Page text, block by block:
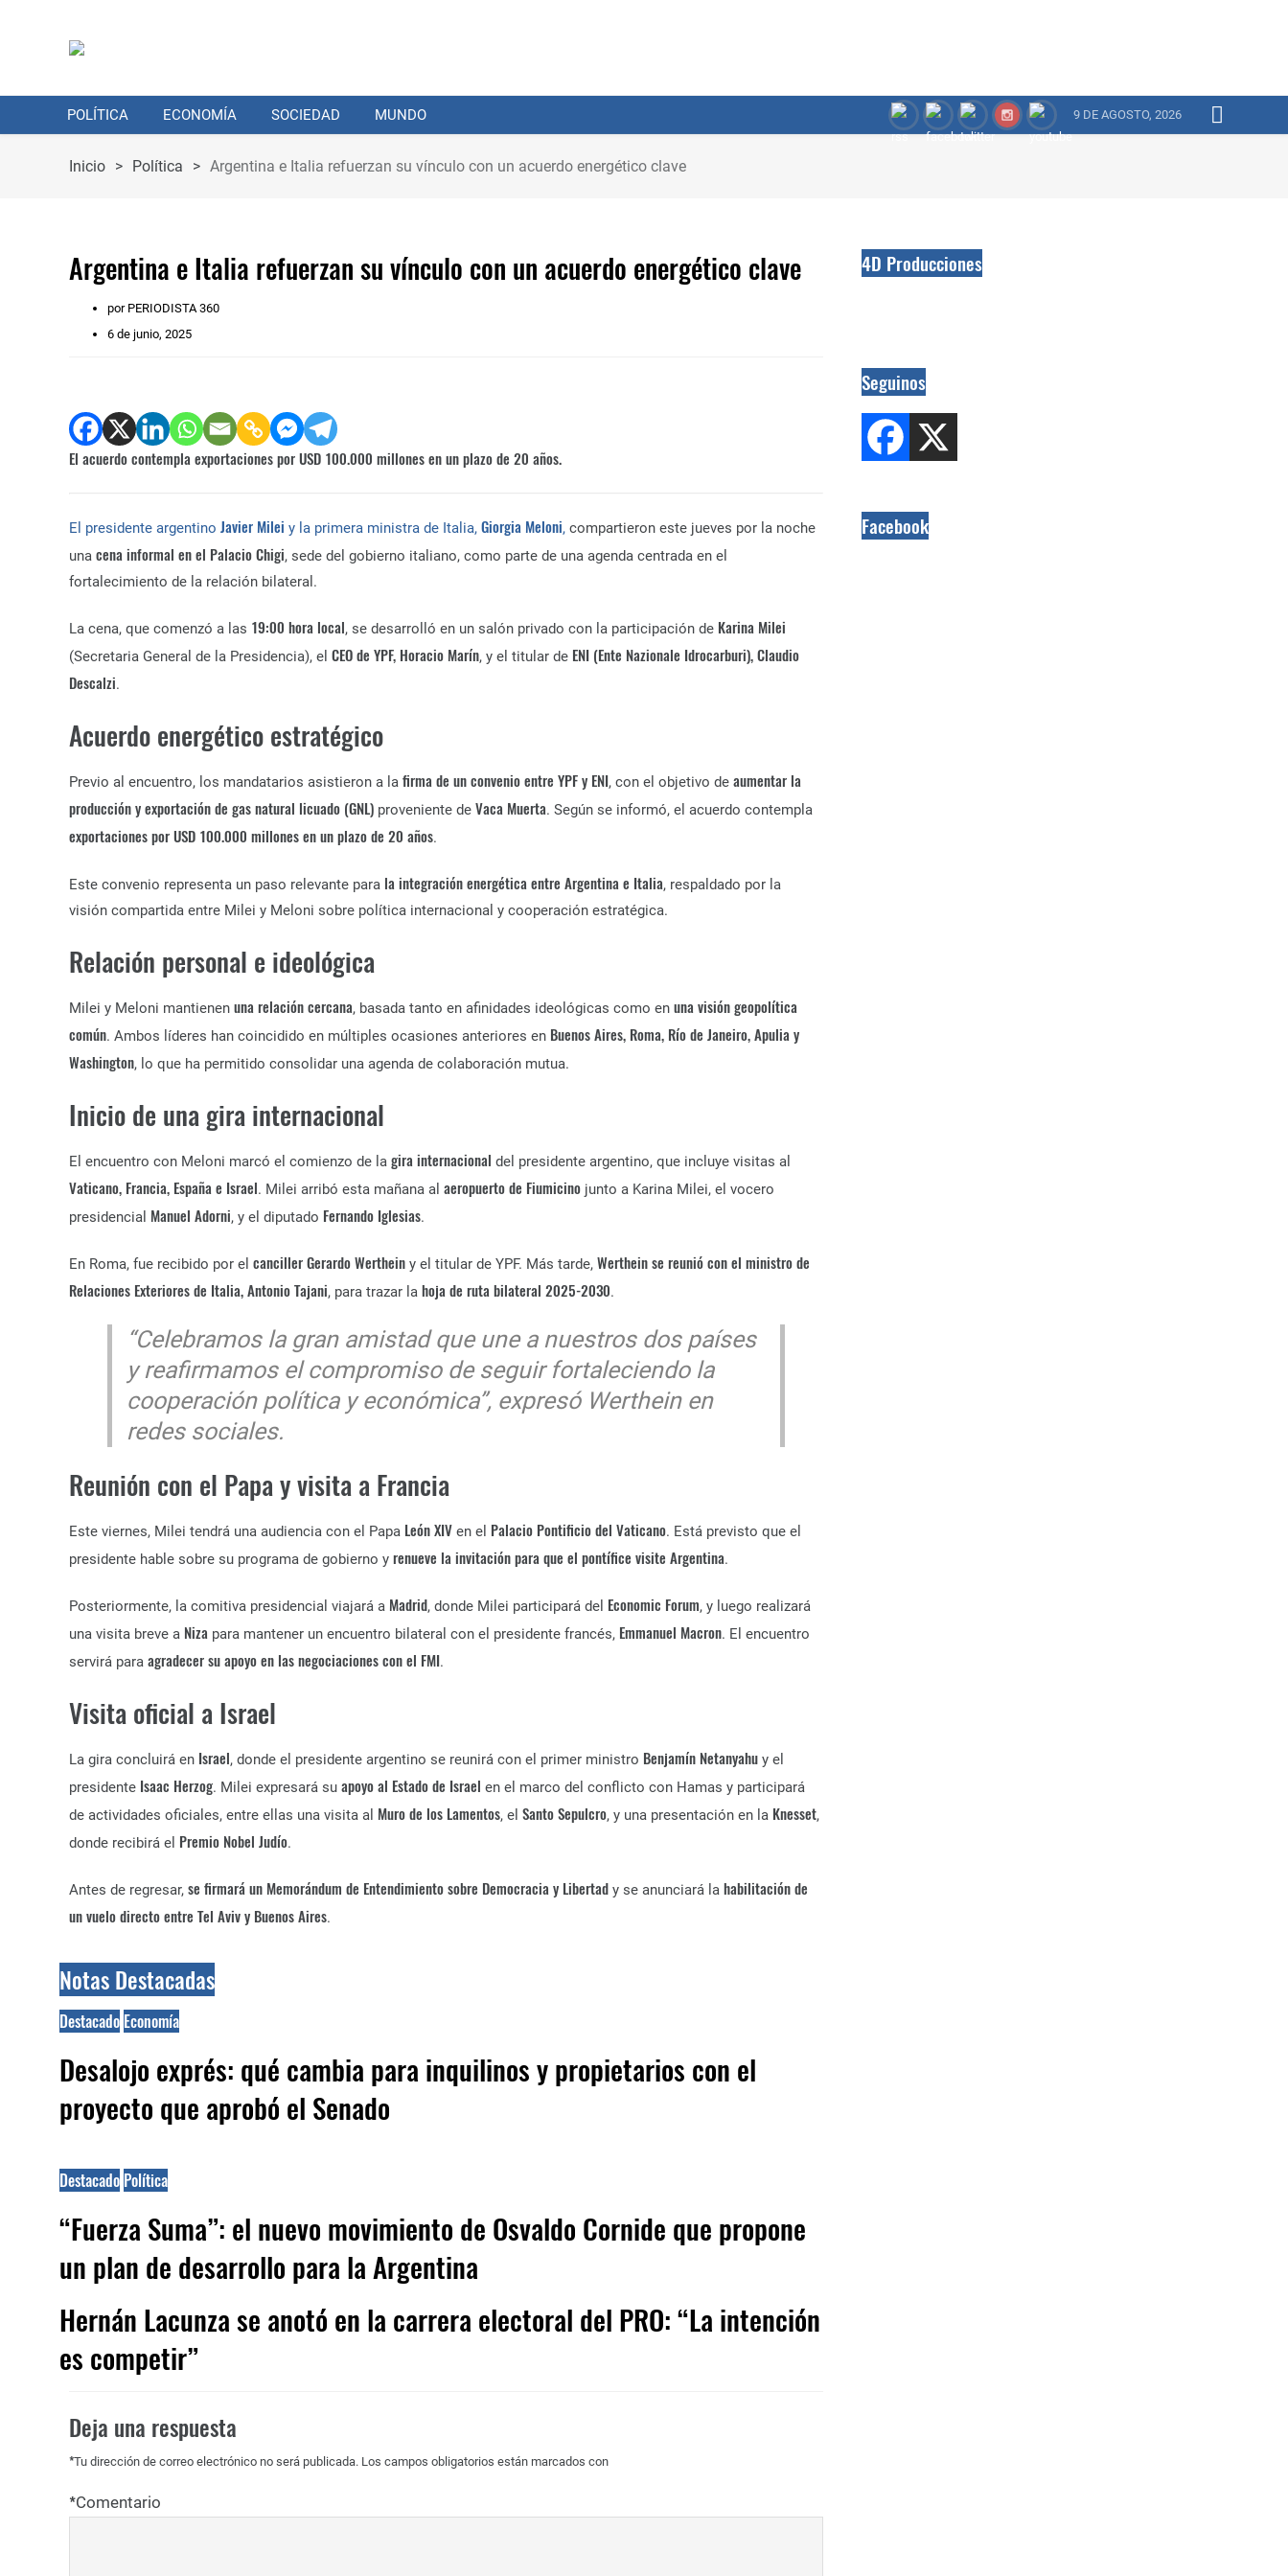
POLÍTICA ECONOMÍA SOCIEDAD MUNDO 9 DE AGOSTO, 2026
Inicio > Política > Argentina e Italia refuerzan su vínculo con un acuerdo energético clave
Argentina e Italia refuerzan su vínculo con un acuerdo energético clave
por PERIODISTA 360
6 de junio, 2025
El acuerdo contempla exportaciones por USD 100.000 millones en un plazo de 20 años.
El presidente argentino Javier Milei y la primera ministra de Italia, Giorgia Meloni, compartieron este jueves por la noche
una cena informal en el Palacio Chigi, sede del gobierno italiano, como parte de una agenda centrada en el
fortalecimiento de la relación bilateral.
La cena, que comenzó a las 19:00 hora local, se desarrolló en un salón privado con la participación de Karina Milei
(Secretaria General de la Presidencia), el CEO de YPF, Horacio Marín, y el titular de ENI (Ente Nazionale Idrocarburi), Claudio
Descalzi.
Acuerdo energético estratégico
Previo al encuentro, los mandatarios asistieron a la firma de un convenio entre YPF y ENI, con el objetivo de aumentar la
producción y exportación de gas natural licuado (GNL) proveniente de Vaca Muerta. Según se informó, el acuerdo contempla
exportaciones por USD 100.000 millones en un plazo de 20 años.
Este convenio representa un paso relevante para la integración energética entre Argentina e Italia, respaldado por la
visión compartida entre Milei y Meloni sobre política internacional y cooperación estratégica.
Relación personal e ideológica
Milei y Meloni mantienen una relación cercana, basada tanto en afinidades ideológicas como en una visión geopolítica
común. Ambos líderes han coincidido en múltiples ocasiones anteriores en Buenos Aires, Roma, Río de Janeiro, Apulia y
Washington, lo que ha permitido consolidar una agenda de colaboración mutua.
Inicio de una gira internacional
El encuentro con Meloni marcó el comienzo de la gira internacional del presidente argentino, que incluye visitas al
Vaticano, Francia, España e Israel. Milei arribó esta mañana al aeropuerto de Fiumicino junto a Karina Milei, el vocero
presidencial Manuel Adorni, y el diputado Fernando Iglesias.
En Roma, fue recibido por el canciller Gerardo Werthein y el titular de YPF. Más tarde, Werthein se reunió con el ministro de
Relaciones Exteriores de Italia, Antonio Tajani, para trazar la hoja de ruta bilateral 2025-2030.
“Celebramos la gran amistad que une a nuestros dos países
y reafirmamos el compromiso de seguir fortaleciendo la
cooperación política y económica”, expresó Werthein en
redes sociales.
Reunión con el Papa y visita a Francia
Este viernes, Milei tendrá una audiencia con el Papa León XIV en el Palacio Pontificio del Vaticano. Está previsto que el
presidente hable sobre su programa de gobierno y renueve la invitación para que el pontífice visite Argentina.
Posteriormente, la comitiva presidencial viajará a Madrid, donde Milei participará del Economic Forum, y luego realizará
una visita breve a Niza para mantener un encuentro bilateral con el presidente francés, Emmanuel Macron. El encuentro
servirá para agradecer su apoyo en las negociaciones con el FMI.
Visita oficial a Israel
La gira concluirá en Israel, donde el presidente argentino se reunirá con el primer ministro Benjamín Netanyahu y el
presidente Isaac Herzog. Milei expresará su apoyo al Estado de Israel en el marco del conflicto con Hamas y participará
de actividades oficiales, entre ellas una visita al Muro de los Lamentos, el Santo Sepulcro, y una presentación en la Knesset,
donde recibirá el Premio Nobel Judío.
Antes de regresar, se firmará un Memorándum de Entendimiento sobre Democracia y Libertad y se anunciará la habilitación de
un vuelo directo entre Tel Aviv y Buenos Aires.
Notas Destacadas
Destacado Economía
Desalojo exprés: qué cambia para inquilinos y propietarios con el
proyecto que aprobó el Senado
Destacado Política
“Fuerza Suma”: el nuevo movimiento de Osvaldo Cornide que propone
un plan de desarrollo para la Argentina
Hernán Lacunza se anotó en la carrera electoral del PRO: “La intención
es competir”
Deja una respuesta
Tu dirección de correo electrónico no será publicada. Los campos obligatorios están marcados con
*
Comentario
*
4D Producciones
Seguinos
Facebook